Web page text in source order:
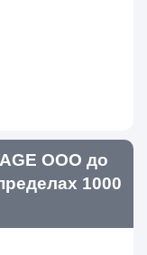
ООО до
1000